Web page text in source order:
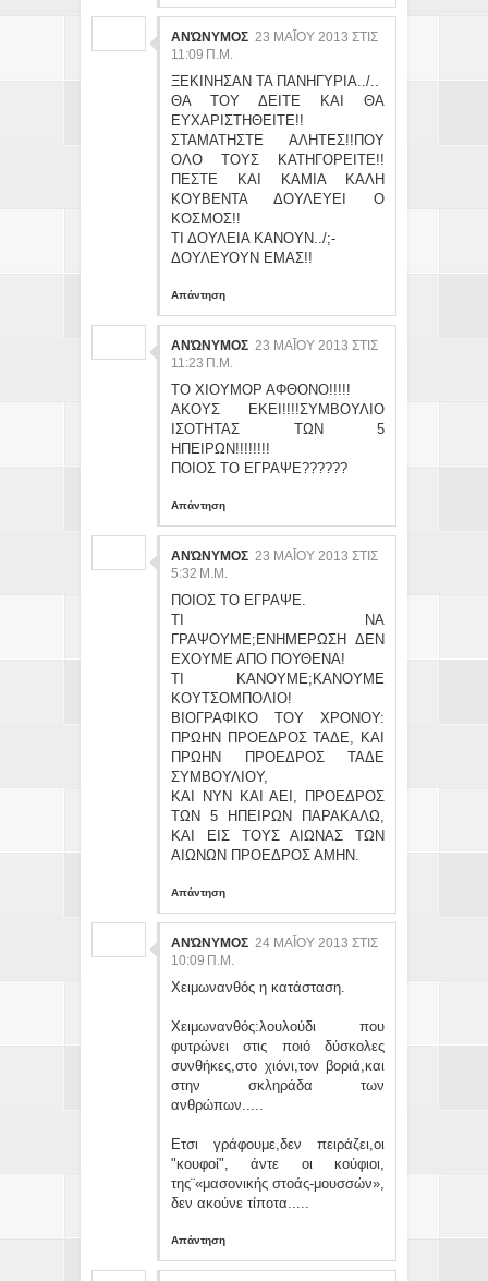
ΑΝΏΝΥΜΟΣ 23 ΜΑΪ́ΟΥ 2013 ΣΤΙΣ 11
:09 Π.Μ.
ΞΕΚΙΝΗΣΑΝ ΤΑ ΠΑΝΗΓΥΡΙΑ../..
ΘΑ ΤΟΥ ΔΕΙΤΕ ΚΑΙ ΘΑ
ΕΥΧΑΡΙΣΤΗΘΕΙΤΕ!!
ΣΤΑΜΑΤΗΣΤΕ ΑΛΗΤΕΣ!!ΠΟΥ
ΟΛΟ ΤΟΥΣ ΚΑΤΗΓΟΡΕΙΤΕ!!
ΠΕΣΤΕ ΚΑΙ ΚΑΜΙΑ ΚΑΛΗ
ΚΟΥΒΕΝΤΑ ΔΟΥΛΕΥΕΙ Ο
ΚΟΣΜΟΣ!!
ΤΙ ΔΟΥΛΕΙΑ ΚΑΝΟΥΝ../;-
ΔΟΥΛΕΥΟΥΝ ΕΜΑΣ!!
Απάντηση
ΑΝΏΝΥΜΟΣ 23 ΜΑΪ́ΟΥ 2013 ΣΤΙΣ 11
:23 Π.Μ.
ΤΟ ΧΙΟΥΜΟΡ ΑΦΘΟΝΟ!!!!!
ΑΚΟΥΣ ΕΚΕΙ!!!!ΣΥΜΒΟΥΛΙΟ
ΙΣΟΤΗΤΑΣ ΤΩΝ 5
ΗΠΕΙΡΩΝ!!!!!!!!
ΠΟΙΟΣ ΤΟ ΕΓΡΑΨΕ??????
Απάντηση
ΑΝΏΝΥΜΟΣ 23 ΜΑΪ́ΟΥ 2013 ΣΤΙΣ 5:
32 Μ.Μ.
ΠΟΙΟΣ ΤΟ ΕΓΡΑΨΕ.
ΤΙ ΝΑ
ΓΡΑΨΟΥΜΕ;ΕΝΗΜΕΡΩΣΗ ΔΕΝ
ΕΧΟΥΜΕ ΑΠΟ ΠΟΥΘΕΝΑ!
ΤΙ ΚΑΝΟΥΜΕ;ΚΑΝΟΥΜΕ
ΚΟΥΤΣΟΜΠΟΛΙΟ!
ΒΙΟΓΡΑΦΙΚΟ ΤΟΥ ΧΡΟΝΟΥ:
ΠΡΩΗΝ ΠΡΟΕΔΡΟΣ ΤΑΔΕ, ΚΑΙ
ΠΡΩΗΝ ΠΡΟΕΔΡΟΣ ΤΑΔΕ
ΣΥΜΒΟΥΛΙΟΥ,
ΚΑΙ ΝΥΝ ΚΑΙ ΑΕΙ, ΠΡΟΕΔΡΟΣ
ΤΩΝ 5 ΗΠΕΙΡΩΝ ΠΑΡΑΚΑΛΩ,
ΚΑΙ ΕΙΣ ΤΟΥΣ ΑΙΩΝΑΣ ΤΩΝ
ΑΙΩΝΩΝ ΠΡΟΕΔΡΟΣ ΑΜΗΝ.
Απάντηση
ΑΝΏΝΥΜΟΣ 24 ΜΑΪ́ΟΥ 2013 ΣΤΙΣ 10
:09 Π.Μ.
Χειμωνανθός η κατάσταση.
Χειμωνανθός:λουλούδι που
φυτρώνει στις ποιό δύσκολες
συνθήκες,στο χιόνι,τον βοριά,και
στην σκληράδα των
ανθρώπων.....
Ετσι γράφουμε,δεν πειράζει,οι
"κουφοί", άντε οι κούφιοι,
της¨«μασονικής στοάς-μουσσών»,
δεν ακούνε τίποτα.....
Απάντηση